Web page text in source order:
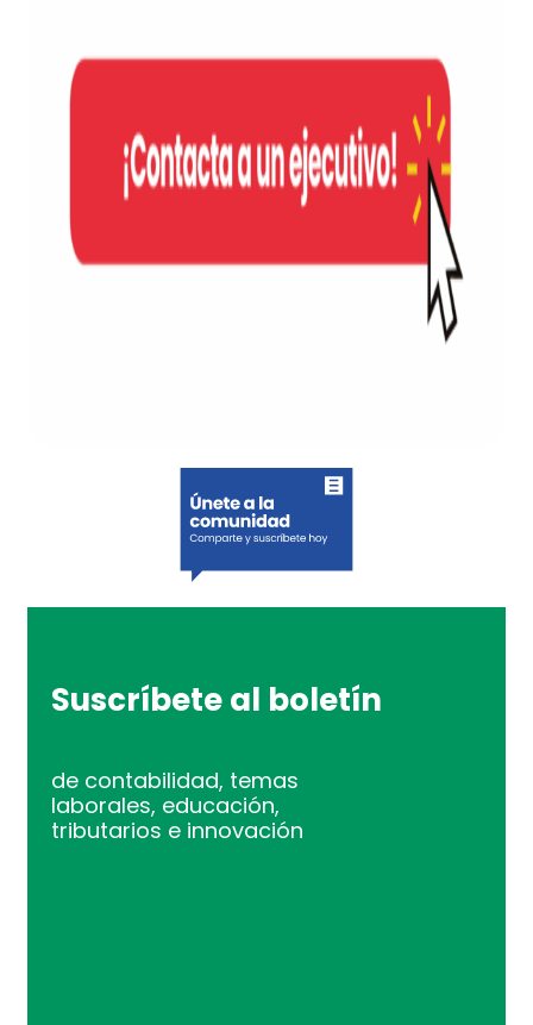
Suscríbete al boletín
de contabilidad, temas
laborales, educación,
tributarios e innovación